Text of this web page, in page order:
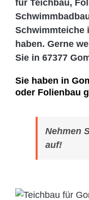
für Teichbau,
Schwimmteiche
haben. Gerne
Sie in 67377
Sie haben in
oder Folienbau
Nehmen
auf!